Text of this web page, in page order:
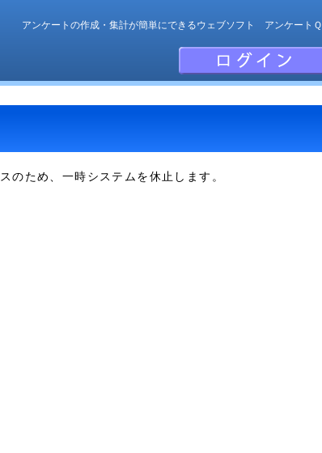
アンケートの作成・集計が簡単にできるウェブソフト アンケートＱ
のため、一時システムを休止します。